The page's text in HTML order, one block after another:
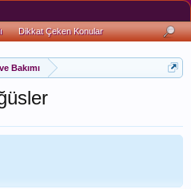
Bakımı
Dikkat Çeken Konular